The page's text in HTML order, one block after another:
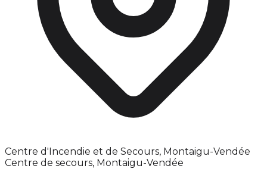
Centre d'Incendie et de Secours, Montaigu-Vendée
Centre de secours, Montaigu-Vendée